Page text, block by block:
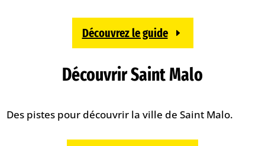
Découvrez le guide
Découvrir Saint Malo
Des pistes pour découvrir la ville de Saint Malo.